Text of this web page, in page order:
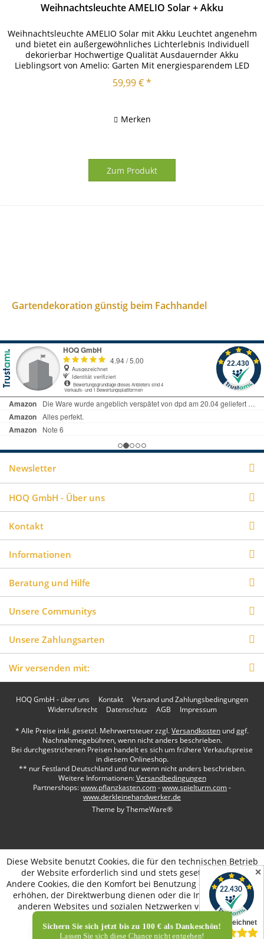
Weihnachtsleuchte AMELIO Solar + Akku
Weihnachtsleuchte AMELIO Solar mit Akku Leuchtet angenehm
und bietet ein außergewöhnliches Lichterlebnis Individuell
dekorierbar Hochwertige Qualität Ausdauernder Akku
Lieblingsort von Amelio: Garten Mit energiesparendem LED
59,99 € *
Merken
Zum Produkt
Gartendekoration günstig beim Fachhandel
✕
Newsletter
HOQ GmbH - Über uns
Kontakt
Informationen
Beratung und Hilfe
Unsere Communitys
Unsere Zahlungsarten
Wir versenden mit:
HOQ GmbH - über uns Kontakt
Versand und Zahlungsbedingungen
Widerrufsrecht
Datenschutz AGB Impressum
* Alle Preise inkl. gesetzl. Mehrwertsteuer zzgl.Versandkosten und ggf.
Nachnahmegebühren, wenn nicht anders beschrieben.
Bei durchgestrichenen Preisen handelt es sich um frühere Verkaufspreise
in diesem Onlineshop.
** nur Festland Deutschland und nur wenn nicht anders beschrieben.
Weitere Informationen:Versandbedingungen
Partnershops:www.pflanzkasten.com-www.spielturm.com-
www.derkleinehandwerker.de
Theme byThemeWare®
Diese Website benutzt Cookies, die für den technischen Betrieb
der Website erforderlich sind und stets gesetzt werden.
Andere Cookies, die den Komfort bei Benutzung dieser Website
erhöhen, der Direktwerbung dienen oder die Interaktion mit
anderen Websites und sozialen Netzwerken vereinfachen
Mehr Informationen
Sichern Sie sich jetzt bis zu 100 € als Dankeschön!
Lassen Sie sich diese Chance nicht entgehen!